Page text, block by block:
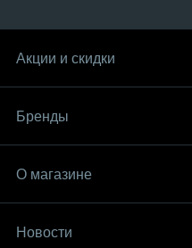
Акции и скидки
Бренды
О магазине
Новости